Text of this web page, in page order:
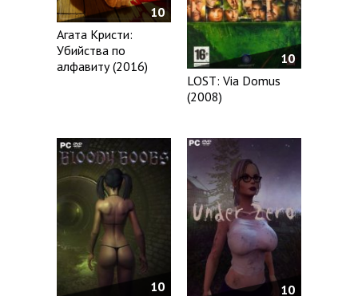
10
Агата Кристи:
Убийства по
алфавиту (2016)
10
LOST: Via Domus
(2008)
10
10